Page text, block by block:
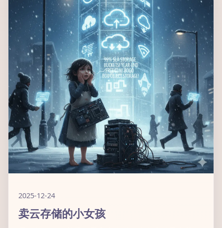
2025-12-24
卖云存储的小女孩